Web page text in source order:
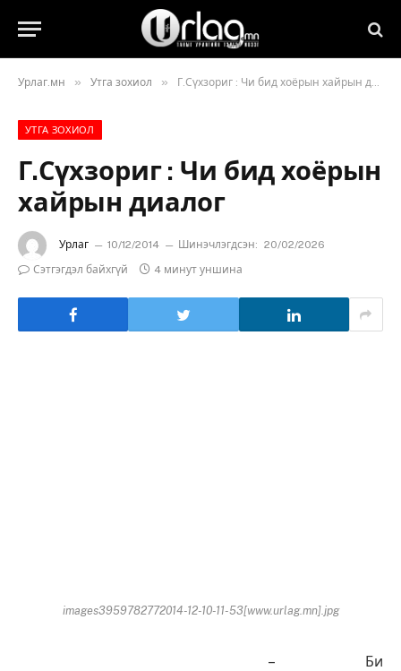
Урлаг.мн » Утга зохиол » Г.Сүхзориг : Чи бид хоёрын хайрын диалог
УТГА ЗОХИОЛ
Г.Сүхзориг : Чи бид хоёрын
хайрын диалог
Урлаг 10/12/2014 Шинэчлэгдсэн: 20/02/2026
Сэтгэгдэл байхгүй
4 минут уншина
images3959782772014-12-10-11-53[www.urlag.mn].jpg
– Би